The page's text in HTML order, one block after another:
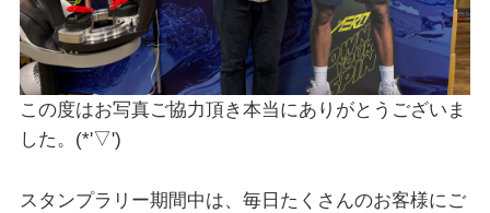
この度はお写真ご協力頂き本当にありがとうございま
した。(*'▽')
スタンプラリー期間中は、毎日たくさんのお客様にご